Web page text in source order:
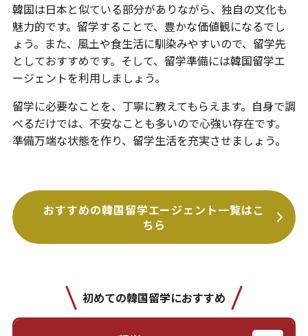
韓国は日本と似ている部分がありながら、独自の文化も
魅力的です。留学することで、豊かな価値観になるでし
ょう。また、風土や食生活に馴染みやすいので、留学先
としておすすめです。そして、留学準備には韓国留学エ
ージェントを利用しましょう。
留学に必要なことを、丁寧に教えてもらえます。自身で調
べるだけでは、不安なことも多いので心強い存在です。
準備万端な状態を作り、留学生活を充実させましょう。
おすすめの韓国留学エージェント一覧はこ
ちら
初めての韓国留学におすすめ